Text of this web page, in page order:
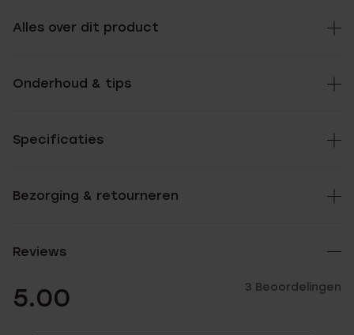
Alles over dit product
Onderhoud & tips
Specificaties
Bezorging & retourneren
Reviews
5.00 3 Beoordelingen